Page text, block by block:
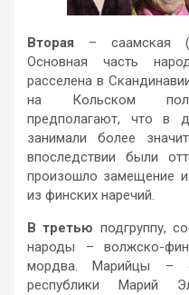
Вторая – саамская
Основная часть
расселена в
на Кольском
предполагают, что в
занимали более
впоследствии были
произошло замещение
из финских наречий.
В третью подгруппу,
народы – волжско-
мордва. Марийцы –
республики